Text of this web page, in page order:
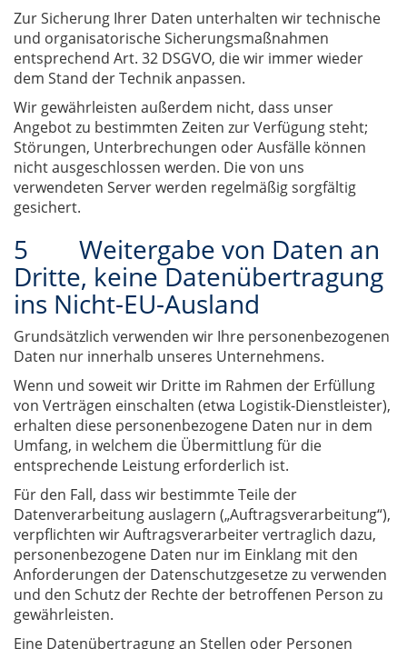
Zur Sicherung Ihrer Daten unterhalten wir technische
und organisatorische Sicherungsmaßnahmen
entsprechend Art. 32 DSGVO, die wir immer wieder
dem Stand der Technik anpassen.
Wir gewährleisten außerdem nicht, dass unser
Angebot zu bestimmten Zeiten zur Verfügung steht;
Störungen, Unterbrechungen oder Ausfälle können
nicht ausgeschlossen werden. Die von uns
verwendeten Server werden regelmäßig sorgfältig
gesichert.
5 Weitergabe von Daten an
Dritte, keine Datenübertragung
ins Nicht-EU-Ausland
Grundsätzlich verwenden wir Ihre personenbezogenen
Daten nur innerhalb unseres Unternehmens.
Wenn und soweit wir Dritte im Rahmen der Erfüllung
von Verträgen einschalten (etwa Logistik-Dienstleister),
erhalten diese personenbezogene Daten nur in dem
Umfang, in welchem die Übermittlung für die
entsprechende Leistung erforderlich ist.
Für den Fall, dass wir bestimmte Teile der
Datenverarbeitung auslagern („Auftragsverarbeitung“),
verpflichten wir Auftragsverarbeiter vertraglich dazu,
personenbezogene Daten nur im Einklang mit den
Anforderungen der Datenschutzgesetze zu verwenden
und den Schutz der Rechte der betroffenen Person zu
gewährleisten.
Eine Datenübertragung an Stellen oder Personen